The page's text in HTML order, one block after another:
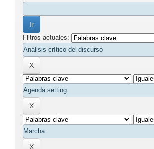
Filtros actuales: